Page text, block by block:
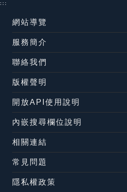
:::
網站導覽
服務簡介
聯絡我們
版權聲明
開放API使用說明
內嵌搜尋欄位說明
相關連結
常見問題
隱私權政策